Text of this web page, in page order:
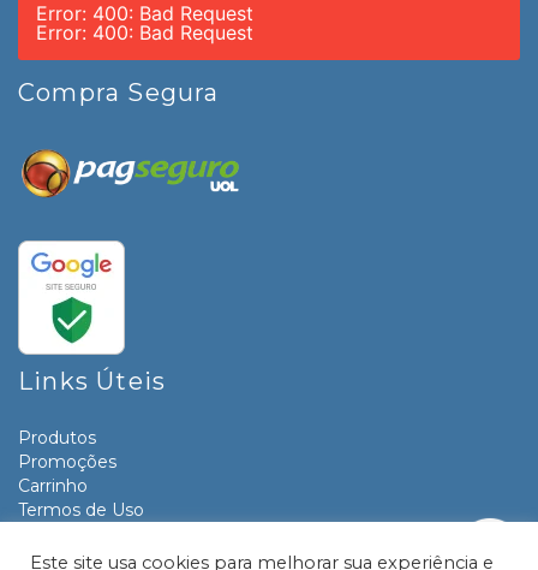
Error: 400: Bad Request
Error: 400: Bad Request
Compra Segura
Links Úteis
Produtos
Promoções
Carrinho
Termos de Uso
Contato
Este site usa cookies para melhorar sua experiência e